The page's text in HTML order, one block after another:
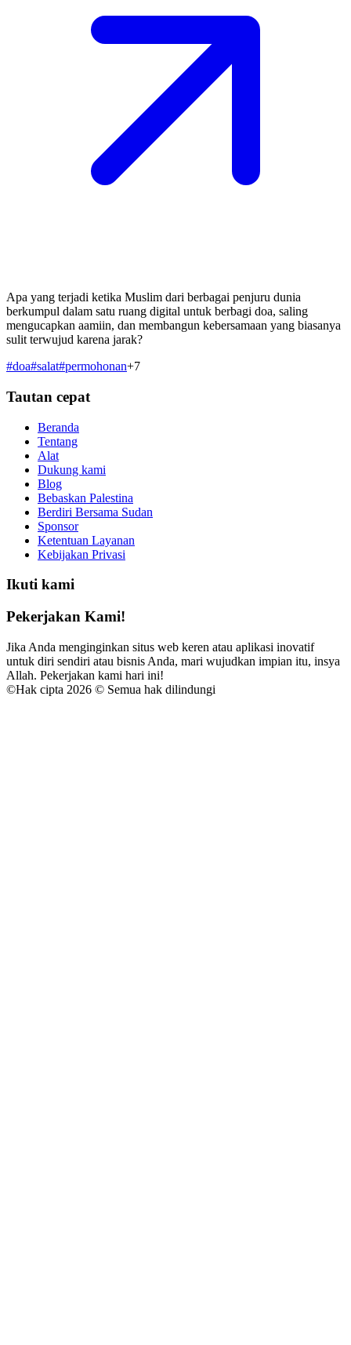
Apa yang terjadi ketika Muslim dari berbagai penjuru dunia
berkumpul dalam satu ruang digital untuk berbagi doa, saling
mengucapkan aamiin, dan membangun kebersamaan yang biasanya
sulit terwujud karena jarak?
#doa#salat#permohonan+7
Tautan cepat
Beranda
Tentang
Alat
Dukung kami
Blog
Bebaskan Palestina
Berdiri Bersama Sudan
Sponsor
Ketentuan Layanan
Kebijakan Privasi
Ikuti kami
Pekerjakan Kami!
Jika Anda menginginkan situs web keren atau aplikasi inovatif
untuk diri sendiri atau bisnis Anda, mari wujudkan impian itu, insya
Allah. Pekerjakan kami hari ini!
©Hak cipta 2026 © Semua hak dilindungi